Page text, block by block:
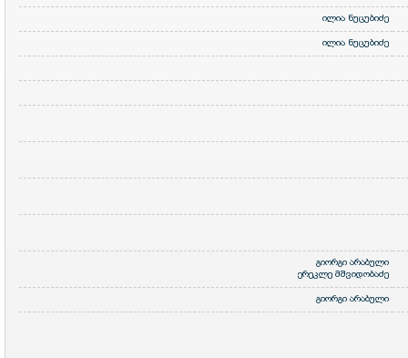
ილია ნუცუბიძე
ილია ნუცუბიძე
გიორგი არაბული
ერეკლე მშვიდობაძე
გიორგი არაბული